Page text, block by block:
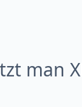
man